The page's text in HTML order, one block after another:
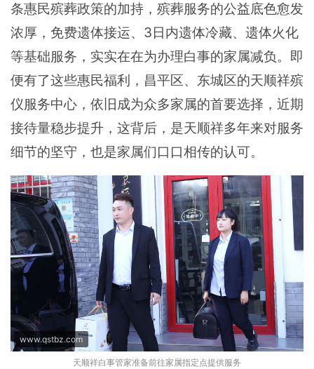
条惠民殡葬政策的加持，殡葬服务的公益底色愈发
浓厚，免费遗体接运、3日内遗体冷藏、遗体火化
等基础服务，实实在在为办理白事的家属减负。即
便有了这些惠民福利，昌平区、东城区的天顺祥殡
仪服务中心，依旧成为众多家属的首要选择，近期
接待量稳步提升，这背后，是天顺祥多年来对服务
细节的坚守，也是家属们口口相传的认可。
天顺祥白事管家准备前往家属指定点提供服务
www.qstbz.com